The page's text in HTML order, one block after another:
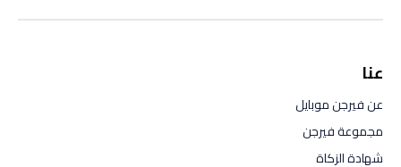
عنا
عن فيرجن موبايل
مجموعة فيرجن
شهادة الزكاة